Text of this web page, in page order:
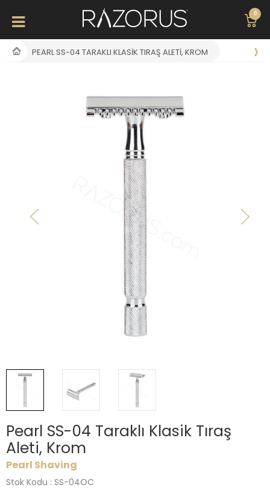
0
PEARL SS-04 TARAKLI KLASIK TIRAŞ ALETI, KROM
Pearl SS-04 Taraklı Klasik Tıraş
Aleti, Krom
Pearl Shaving
Stok Kodu : SS-04OC